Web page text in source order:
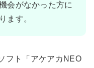
会がなかった方に
ます。
フト「アケアカNEO